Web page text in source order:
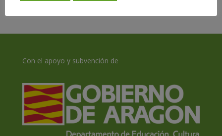
Con el apoyo y subvención de